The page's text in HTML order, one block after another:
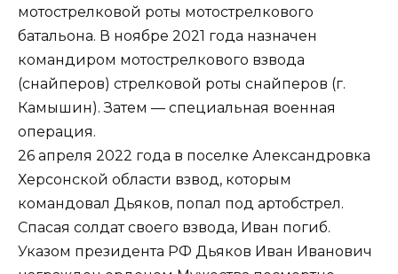
мотострелковой роты мотострелкового
батальона. В ноябре 2021 года назначен
командиром мотострелкового взвода
(снайперов) стрелковой роты снайперов (г.
Камышин). Затем — специальная военная
операция.
26 апреля 2022 года в поселке Александровка
Херсонской области взвод, которым
командовал Дьяков, попал под артобстрел.
Спасая солдат своего взвода, Иван погиб.
Указом президента РФ Дьяков Иван Иванович